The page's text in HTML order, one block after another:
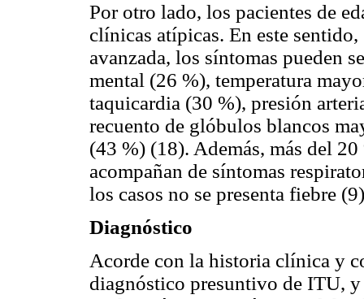
Por otro lado, los pacientes de
clínicas atípicas. En este
avanzada, los síntomas pueden
mental (26 %), temperatura
taquicardia (30 %), presión
recuento de glóbulos blancos
(43 %) (18). Además, más del
acompañan de síntomas
los casos no se presenta fiebre
Diagnóstico
Acorde con la historia clínica y
diagnóstico presuntivo de ITU,